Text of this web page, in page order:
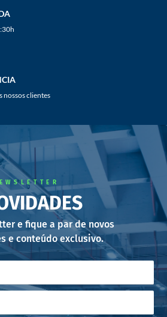
nossos clientes
e fique a par de novos
e conteúdo exclusivo.